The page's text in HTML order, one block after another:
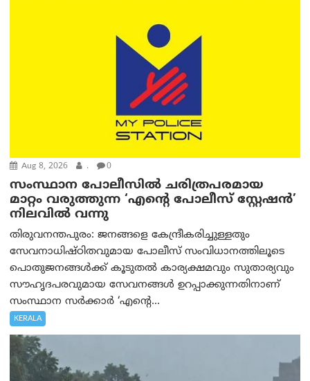
Aug 8, 2026 . 0
സംസ്ഥാന പോലീസിൽ ചരിത്രപരമായ
മാറ്റം വരുത്തുന്ന ‘എന്റെ പോലീസ് സ്റ്റേഷൻ’
നിലവില്‍ വന്നു
തിരുവനന്തപുരം: ജനങ്ങളെ കേന്ദ്രീകരിച്ചുള്ളതും
സേവനാധിഷ്ഠിതവുമായ പോലീസ് സംവിധാനത്തിലൂടെ
പൊതുജനങ്ങൾക്ക് കൂടുതൽ കാര്യക്ഷമവും സുതാര്യവും
സൗഹൃദപരവുമായ സേവനങ്ങൾ ഉറപ്പാക്കുന്നതിനാണ്
സംസ്ഥാന സർക്കാർ ‘എന്റെ...
KERALA